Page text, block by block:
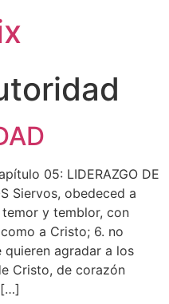
05: LIDERAZGO DE
Siervos, obedeced a
y temblor, con
a Cristo; 6. no
agradar a los
Cristo, de corazón
[…]